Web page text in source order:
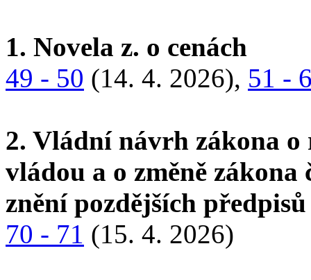
1. Novela z. o cenách
49 - 50 (14. 4. 2026), 51 -
2. Vládní návrh zákona o
vládou a o změně zákona
znění pozdějších
70 - 71 (15. 4. 2026)